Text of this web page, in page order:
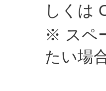
しくは
※ スペ
たい場